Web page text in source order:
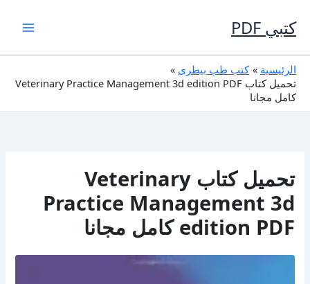
إلى
المحتوى
كتبي PDF
الرئيسية
كتب طب بيطرى
تحميل كتاب Veterinary Practice Management 3d edition PDF
كامل مجانا
تحميل كتاب Veterinary
Practice Management 3d
edition PDF كامل مجانا